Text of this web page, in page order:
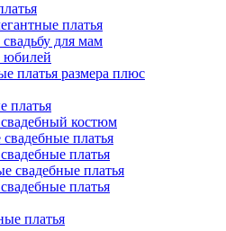
платья
для мам
юбилей
платья размера плюс
платья
костюм
свадебные платья
платья
свадебные платья
платья
платья